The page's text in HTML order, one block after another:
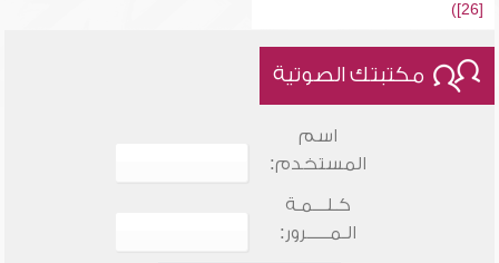
[26])
مكتبتك الصوتية
اسم
المستخدم:
كـلـــمـة
الـمـــــرور: